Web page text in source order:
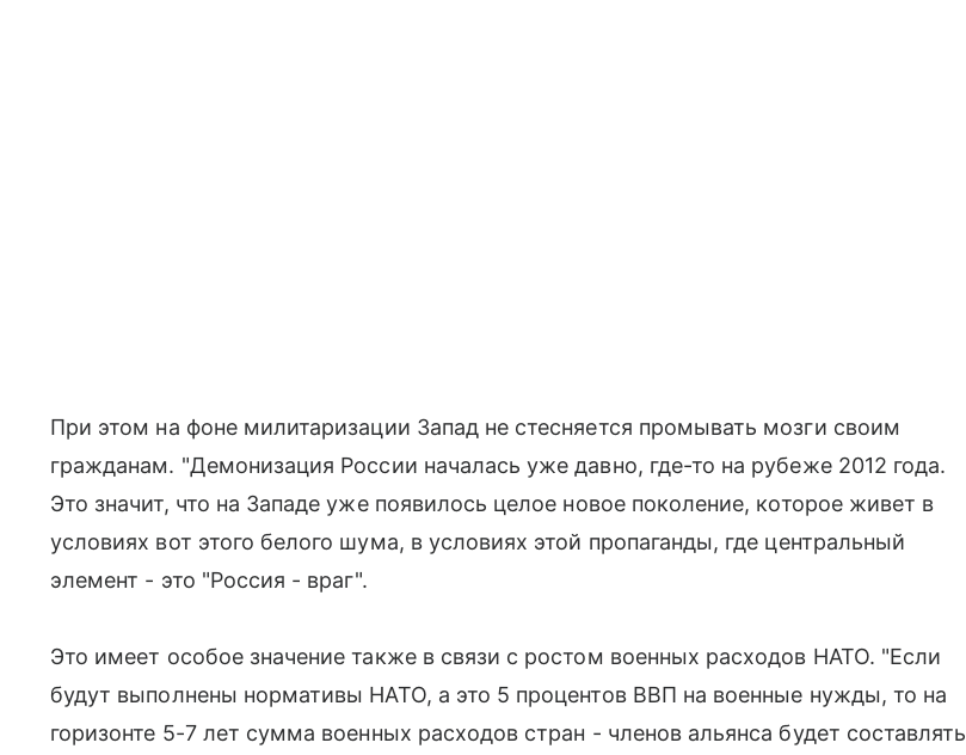
При этом на фоне милитаризации Запад не стесняется промывать мозги своим
гражданам. "Демонизация России началась уже давно, где-то на рубеже 2012 года.
Это значит, что на Западе уже появилось целое новое поколение, которое живет в
условиях вот этого белого шума, в условиях этой пропаганды, где центральный
элемент - это "Россия - враг".
Это имеет особое значение также в связи с ростом военных расходов НАТО. "Если
будут выполнены нормативы НАТО, а это 5 процентов ВВП на военные нужды, то на
горизонте 5-7 лет сумма военных расходов стран - членов альянса будет составлять